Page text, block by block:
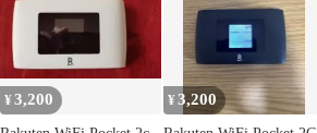
¥3,200 ¥3,200